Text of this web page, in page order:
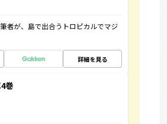
者が、島で出合うトロピカルでマジ
詳細を見る
巻